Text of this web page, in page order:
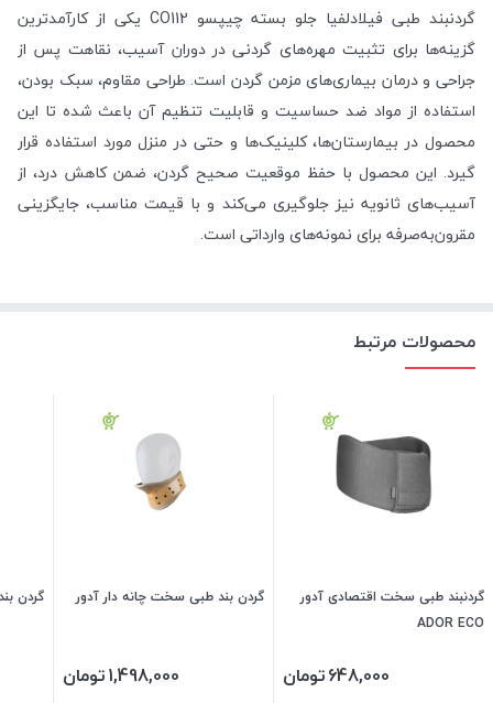
گردنبند طبی فیلادلفیا جلو بسته چیپسو CO112 یکی از کارآمدترین
گزینه‌ها برای تثبیت مهره‌های گردنی در دوران آسیب، نقاهت پس از
جراحی و درمان بیماری‌های مزمن گردن است. طراحی مقاوم، سبک بودن،
استفاده از مواد ضد حساسیت و قابلیت تنظیم آن باعث شده تا این
محصول در بیمارستان‌ها، کلینیک‌ها و حتی در منزل مورد استفاده قرار
گیرد. این محصول با حفظ موقعیت صحیح گردن، ضمن کاهش درد، از
آسیب‌های ثانویه نیز جلوگیری می‌کند و با قیمت مناسب‌، جایگزینی
مقرون‌به‌صرفه برای نمونه‌های وارداتی است.
محصولات مرتبط
گردنبند طبی سخت اقتصادی آدور
ADOR ECO
648,000تومان
گردن بند طبی سخت چانه دار آدور
1,498,000تومان
گردن